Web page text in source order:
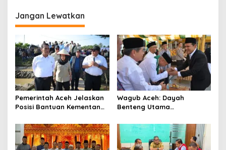
a
i
p
o
s
Jangan Lewatkan
Pemerintah Aceh Jelaskan
Posisi Bantuan Kementan
dan Kebun
‎Wagub Aceh: Dayah
Benteng Utama
Beriman dan Berakhlak